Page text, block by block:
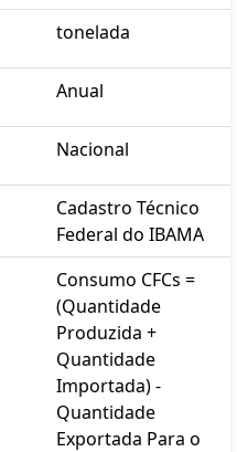
tonelada
Anual
Nacional
Cadastro Técnico
Federal do IBAMA
Consumo CFCs =
(Quantidade
Produzida +
Quantidade
Importada) -
Quantidade
Exportada Para o